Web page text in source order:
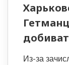
Из-за